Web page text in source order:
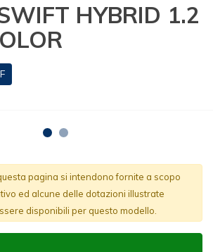
HYBRID 1.2
pagina si intendono fornite a scopo
ed alcune delle dotazioni illustrate
disponibili per questo modello.